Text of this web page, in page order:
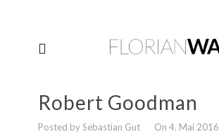
Robert Goodman
Posted by Sebastian Gut On 4. Mai 2016